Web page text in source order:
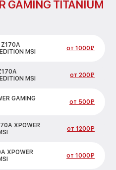
GAMING TITANIUM
MSI
от 1000₽
MSI
от 200₽
GAMING
от 500₽
XPOWER
от 1200₽
XPOWER
от 1000₽